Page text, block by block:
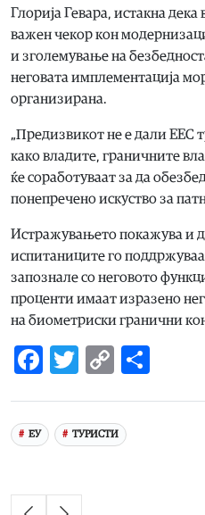
Глорија Гевара, истакна
важен чекор кон
и зголемување на
неговата имплементација
организирана.
„Предизвикот не е дали ЕЕС
како владите, граничните
ќе соработуваат за да
понепречено искуство за
Истражувањето покажува и
испитаниците го
запознале со неговото
проценти имаат изразено
на биометриски гранични
Facebook
Twitter
Copy
ЕУ ТУРИСТИ